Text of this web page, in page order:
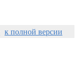
к полной версии